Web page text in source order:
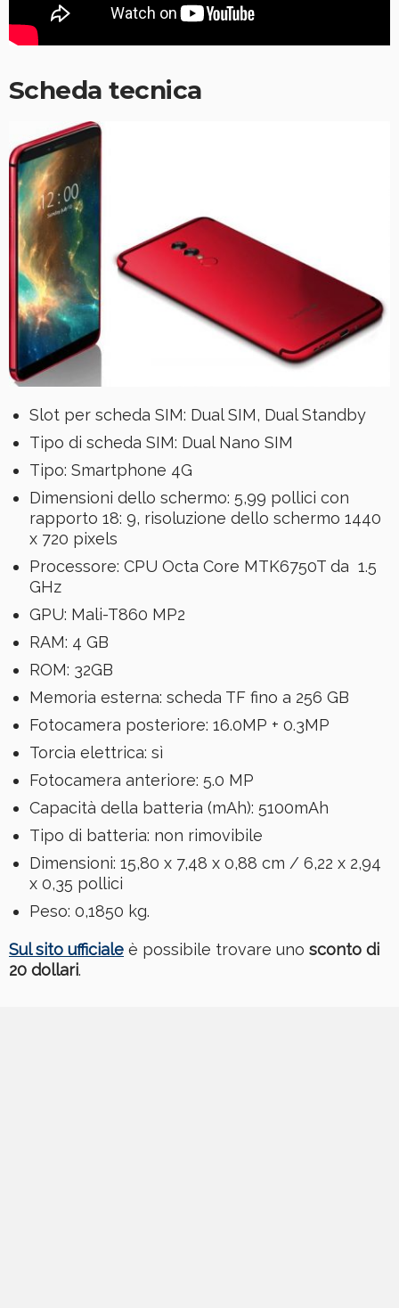
Scheda tecnica
Slot per scheda SIM: Dual SIM, Dual Standby
Tipo di scheda SIM: Dual Nano SIM
Tipo: Smartphone 4G
Dimensioni dello schermo: 5,99 pollici con
rapporto 18: 9, risoluzione dello schermo 1440
x 720 pixels
Processore: CPU Octa Core MTK6750T da 1.5
GHz
GPU: Mali-T860 MP2
RAM: 4 GB
ROM: 32GB
Memoria esterna: scheda TF fino a 256 GB
Fotocamera posteriore: 16.0MP + 0.3MP
Torcia elettrica: sì
Fotocamera anteriore: 5.0 MP
Capacità della batteria (mAh): 5100mAh
Tipo di batteria: non rimovibile
Dimensioni: 15,80 x 7,48 x 0,88 cm / 6,22 x 2,94
x 0,35 pollici
Peso: 0,1850 kg.
Sul sito ufficiale è possibile trovare uno sconto di
20 dollari.